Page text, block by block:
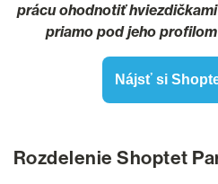
prácu ohodnotiť
priamo pod jeho
Nájsť si
Rozdelenie Shoptet